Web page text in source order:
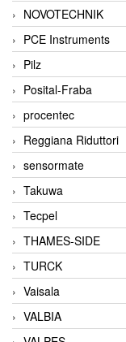
NOVOTECHNIK
PCE Instruments
Pilz
Posital-Fraba
procentec
Reggiana Riduttori
sensormate
Takuwa
Tecpel
THAMES-SIDE
TURCK
Vaisala
VALBIA